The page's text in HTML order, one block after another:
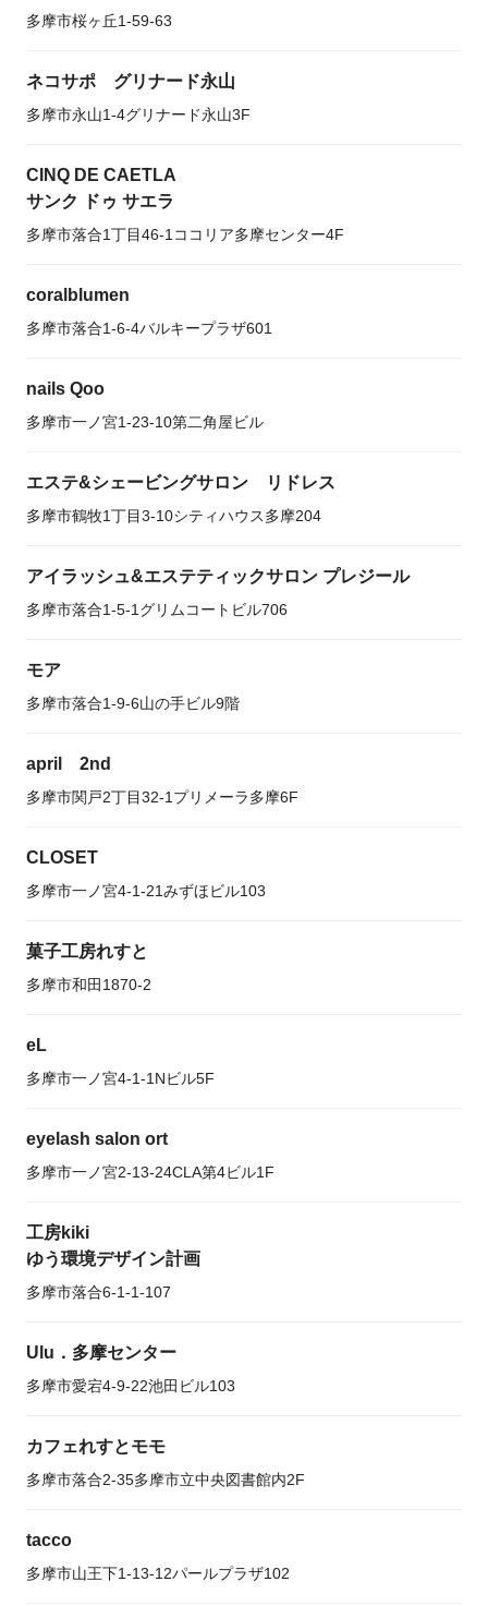
多摩市桜ヶ丘1-59-63
ネコサポ グリナード永山
多摩市永山1-4グリナード永山3F
CINQ DE CAETLA
サンク ドゥ サエラ
多摩市落合1丁目46-1ココリア多摩センター4F
coralblumen
多摩市落合1-6-4バルキープラザ601
nails Qoo
多摩市一ノ宮1-23-10第二角屋ビル
エステ&シェービングサロン リドレス
多摩市鶴牧1丁目3-10シティハウス多摩204
アイラッシュ&エステティックサロン プレジール
多摩市落合1-5-1グリムコートビル706
モア
多摩市落合1-9-6山の手ビル9階
april 2nd
多摩市関戸2丁目32-1プリメーラ多摩6F
CLOSET
多摩市一ノ宮4-1-21みずほビル103
菓子工房れすと
多摩市和田1870-2
eL
多摩市一ノ宮4-1-1Nビル5F
eyelash salon ort
多摩市一ノ宮2-13-24CLA第4ビル1F
工房kiki
ゆう環境デザイン計画
多摩市落合6-1-1-107
Ulu．多摩センター
多摩市愛宕4-9-22池田ビル103
カフェれすとモモ
多摩市落合2-35多摩市立中央図書館内2F
tacco
多摩市山王下1-13-12パールプラザ102